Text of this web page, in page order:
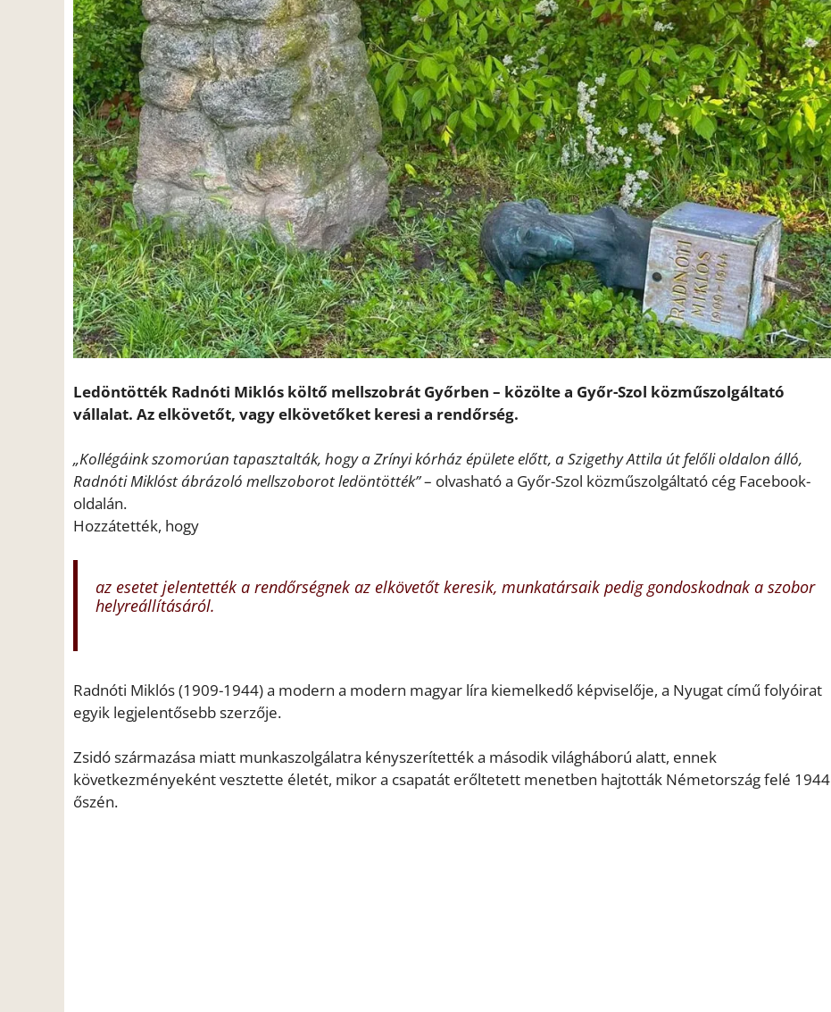
Ledöntötték Radnóti Miklós költő mellszobrát Győrben – közölte a Győr-Szol közműszolgáltató
vállalat. Az elkövetőt, vagy elkövetőket keresi a rendőrség.
„Kollégáink szomorúan tapasztalták, hogy a Zrínyi kórház épülete előtt, a Szigethy Attila út felőli oldalon álló,
Radnóti Miklóst ábrázoló mellszoborot ledöntötték”– olvasható a Győr-Szol közműszolgáltató cég Facebook-
oldalán.
Hozzátették, hogy
az esetet jelentették a rendőrségnek az elkövetőt keresik, munkatársaik pedig gondoskodnak a szobor
helyreállításáról.
Radnóti Miklós (1909-1944) a modern a modern magyar líra kiemelkedő képviselője, a Nyugat című folyóirat
egyik legjelentősebb szerzője.
Zsidó származása miatt munkaszolgálatra kényszerítették a második világháború alatt, ennek
következményeként vesztette életét, mikor a csapatát erőltetett menetben hajtották Németország felé 1944
őszén.